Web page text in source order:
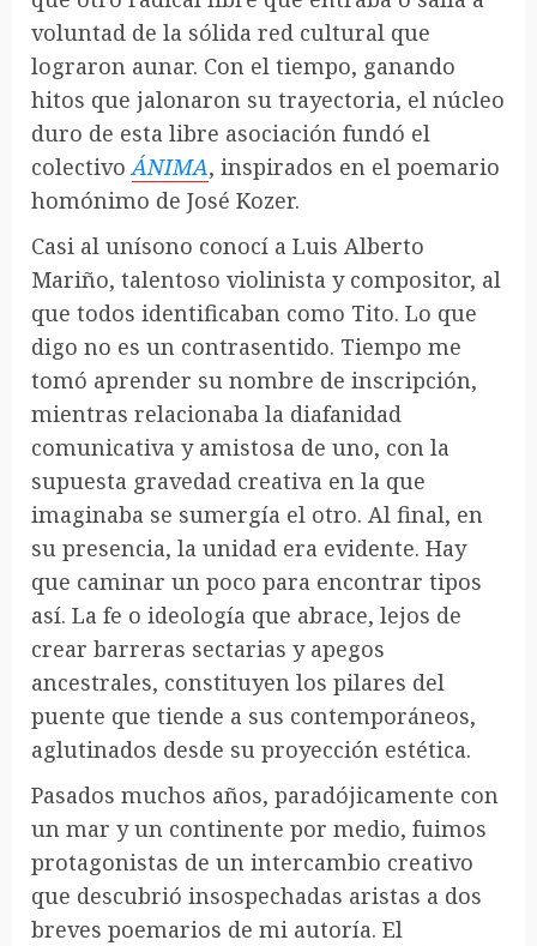
voluntad de la sólida red cultural que
lograron aunar. Con el tiempo, ganando
hitos que jalonaron su trayectoria, el núcleo
duro de esta libre asociación fundó el
colectivoÁNIMA, inspirados en el poemario
homónimo de José Kozer.
Casi al unísono conocí a Luis Alberto
Mariño, talentoso violinista y compositor, al
que todos identificaban como Tito. Lo que
digo no es un contrasentido. Tiempo me
tomó aprender su nombre de inscripción,
mientras relacionaba la diafanidad
comunicativa y amistosa de uno, con la
supuesta gravedad creativa en la que
imaginaba se sumergía el otro. Al final, en
su presencia, la unidad era evidente. Hay
que caminar un poco para encontrar tipos
así. La fe o ideología que abrace, lejos de
crear barreras sectarias y apegos
ancestrales, constituyen los pilares del
puente que tiende a sus contemporáneos,
aglutinados desde su proyección estética.
Pasados muchos años, paradójicamente con
un mar y un continente por medio, fuimos
protagonistas de un intercambio creativo
que descubrió insospechadas aristas a dos
breves poemarios de mi autoría. El